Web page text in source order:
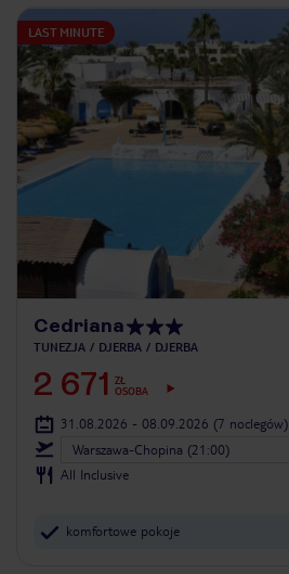
LAST MINUTE
Cedriana
TUNEZJA DJERBA DJERBA
2 671
ZŁ
OSOBA
31.08.2026 - 08.09.2026 (7 noclegów)
Warszawa-Chopina (21:00)
All Inclusive
komfortowe pokoje